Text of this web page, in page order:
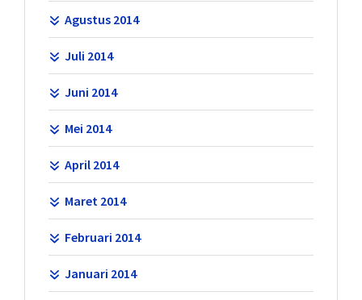
Agustus 2014
Juli 2014
Juni 2014
Mei 2014
April 2014
Maret 2014
Februari 2014
Januari 2014